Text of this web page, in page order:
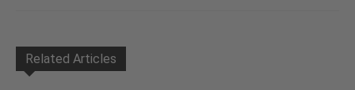
Related Articles